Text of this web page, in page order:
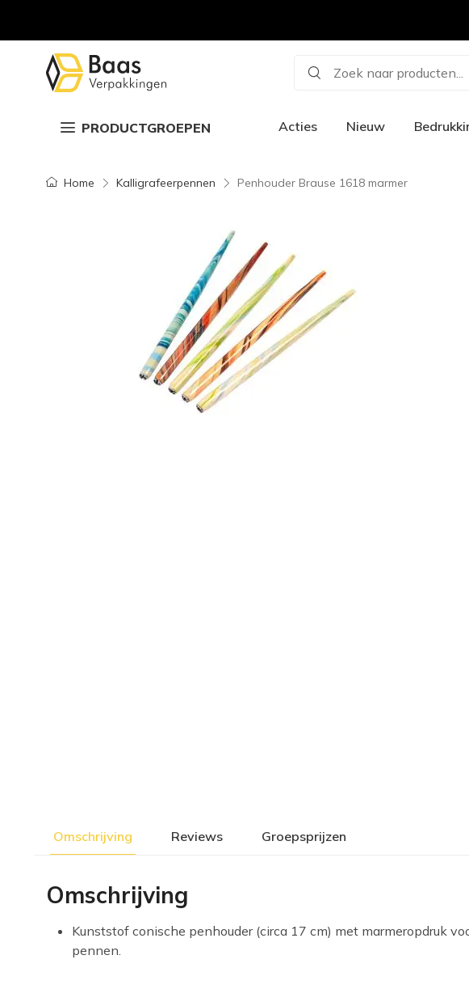
Zoek naar producten...
PRODUCTGROEPEN Acties Nieuw
Home Kalligrafeerpennen Penhouder Brause 1618 marmer
Omschrijving Reviews Groepsprijzen
Omschrijving
Kunststof conische penhouder (circa 17 cm) met marmeropdruk
pennen.